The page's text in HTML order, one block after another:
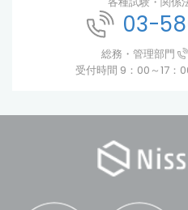
03-
総務・管理部門
受付時間 9：00～17：